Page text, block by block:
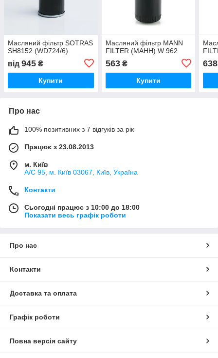
Масляний фільтр SOTRAS
SH8152 (WD724/6)
від 945 ₴
Купити
Масляний фільтр MANN
FILTER (МАНН) W 962
563₴
Купити
638
Про нас
100% позитивних з 7 відгуків за рік
Працює з 23.08.2013
м. Київ
А/С 95, м. Київ 03067, Київ, Україна
Контакти
Сьогодні працює з 10:00 до 18:00
Показати весь графік роботи
Про нас
Контакти
Доставка та оплата
Графік роботи
Повна версія сайту